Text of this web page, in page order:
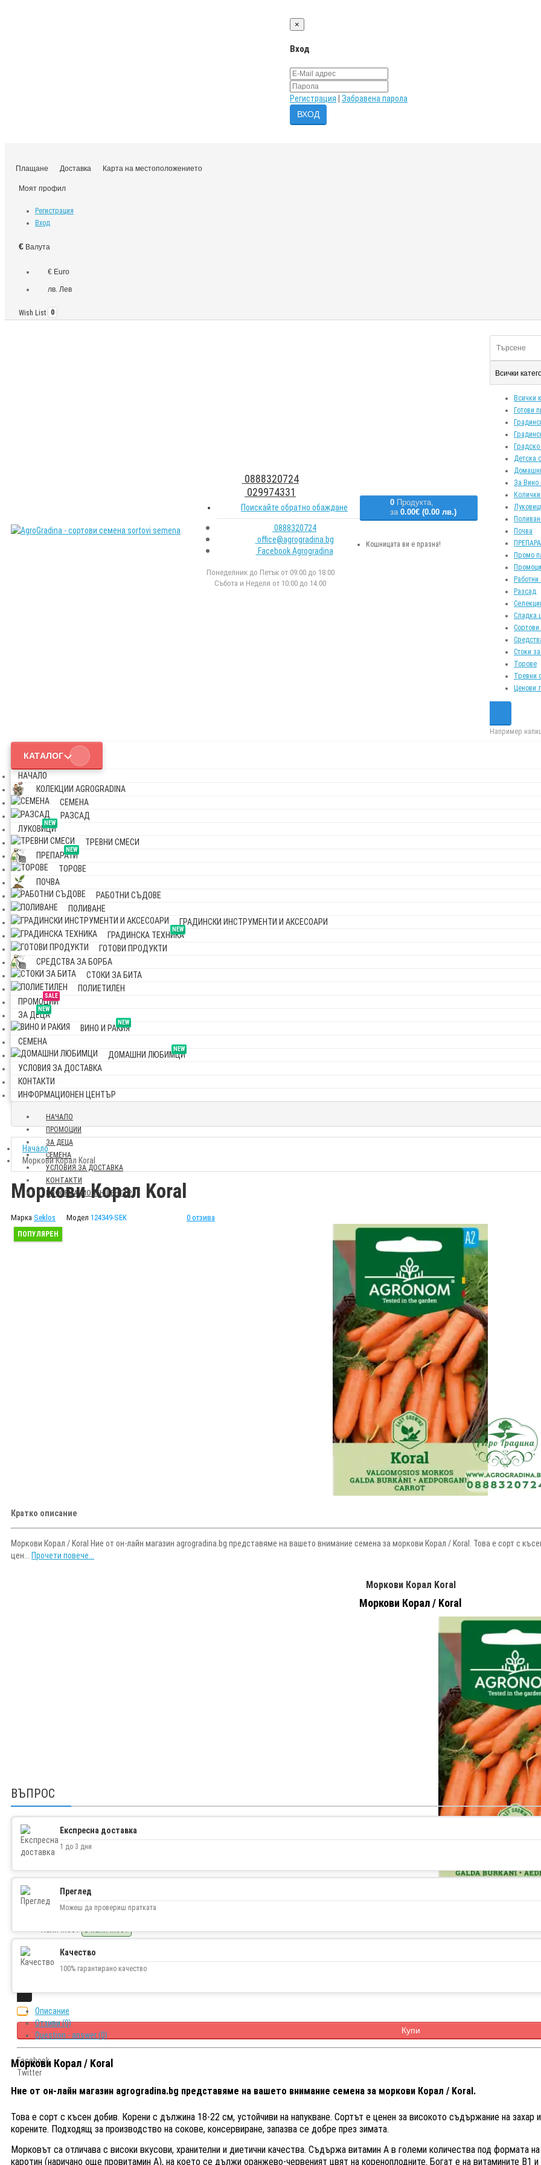
×
Вход
Регистрация Забравена парола
Плащане Доставка Карта на местоположението
Моят профил
Регистрация
Вход
€ Валута
€ Euro
лв. Лев
Wish List 0
0888320724
029974331
Поискайте обратно обаждане
0888320724
office@agrogradina.bg
Facebook Agrogradina
Понеделник до Петък от 09:00 до 18:00
Събота и Неделя от 10:00 до 14:00
0 Продукта,
за 0.00€ (0.00 лв.)
Кошницата ви е празна!
Всички
Всички
Готови
Детска
За Вино
Почва
Промо
Разсад
Сладка
Стоки
Торове
Тревни
Ценови
Например
КАТАЛОГ
НАЧАЛО
КОЛЕКЦИИ AGROGRADINA
СЕМЕНА
РАЗСАД
NEW
ЛУКОВИЦИ
ТРЕВНИ СМЕСИ
NEW
ПРЕПАРАТИ
ТОРОВЕ
ПОЧВА
РАБОТНИ СЪДОВЕ
ПОЛИВАНЕ
ГРАДИНСКИ ИНСТРУМЕНТИ И АКСЕСОАРИ
NEW
ГРАДИНСКА ТЕХНИКА
ГОТОВИ ПРОДУКТИ
СРЕДСТВА ЗА БОРБА
СТОКИ ЗА БИТА
ПОЛИЕТИЛЕН
SALE
ПРОМОЦИИ
NEW
ЗА ДЕЦА
NEW
ВИНО И РАКИЯ
СЕМЕНА
NEW
ДОМАШНИ ЛЮБИМЦИ
УСЛОВИЯ ЗА ДОСТАВКА
КОНТАКТИ
ИНФОРМАЦИОНЕН ЦЕНТЪР
НАЧАЛО
ПРОМОЦИИ
ЗА ДЕЦА
СЕМЕНА
УСЛОВИЯ ЗА ДОСТАВКА
КОНТАКТИ
ИНФОРМАЦИОНЕН ЦЕНТЪР
Начало
Моркови Корал Koral
Моркови Корал Koral
Марка Seklos Модел 124349-SEK 0 отзива
ПОПУЛЯРЕН
Кратко описание
Моркови Корал / Koral Ние от он-лайн магазин agrogradina.bg представяме на вашето внимание семена за моркови Корал / Koral. Това е сорт с
цен... Прочети повече...
Моркови Корал Koral
Моркови Корал / Koral
0.72€ (1.41 лв.)
Наличност В наличност
Купи
Facebook
Twitter
ВЪПРОС
Експресна доставка
1 до 3 дни
Преглед
Можеш да провериш пратката
Качество
100% гарантирано качество
Описание
Отзиви (0)
Question - answer (0)
Моркови Корал / Koral
Ние от он-лайн магазин agrogradina.bg представяме на вашето внимание семена за моркови Корал / Koral.
Това е сорт с късен добив. Корени с дължина 18-22 см, устойчиви на напукване. Сортът е ценен за високото съдържание на захар
корените. Подходящ за производство на сокове, консервиране, запазва се добре през зимата.
Морковът са отличава с високи вкусови, хранителни и диетични качества. Съдържа витамин А в големи количества под формата
каротин (наричано още провитамин А), на което се дължи оранжево-червеният цвят на кореноплодните. Богат е на витамините В1